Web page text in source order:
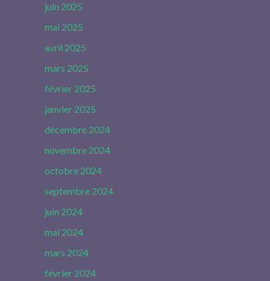
juin 2025
mai 2025
avril 2025
mars 2025
février 2025
janvier 2025
décembre 2024
novembre 2024
octobre 2024
septembre 2024
juin 2024
mai 2024
mars 2024
février 2024